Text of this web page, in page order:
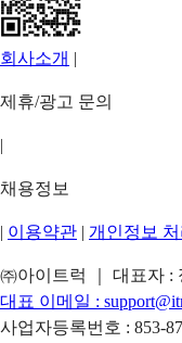
회사소개 |
제휴/광고 문의
|
채용정보
| 이용약관 | 개인정보
㈜아이트럭 ｜ 대표자 :
대표 이메일 :
사업자등록번호 : 853-